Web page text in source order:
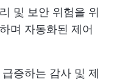
및 보안 위험을 위
며 자동화된 제어
증하는 감사 및 제